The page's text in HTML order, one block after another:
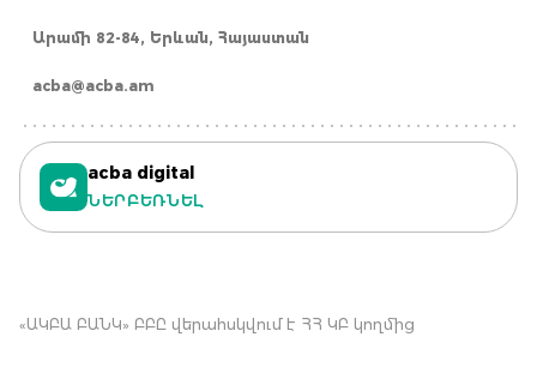
Արամի 82-84, Երևան, Հայաստան
acba@acba.am
acba digital
ՆԵՐԲԵՌՆԵԼ
«ԱԿԲԱ ԲԱՆԿ» ԲԲԸ վերահսկվում է ՀՀ ԿԲ կողմից